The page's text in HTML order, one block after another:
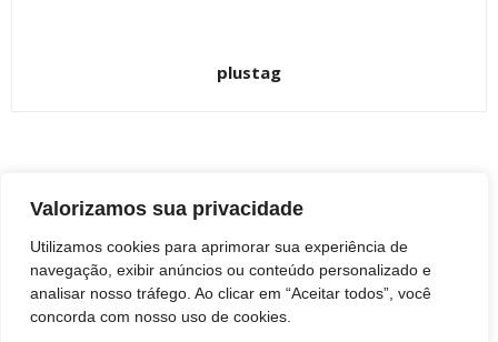
Valorizamos sua privacidade
Utilizamos cookies para aprimorar sua experiência de
navegação, exibir anúncios ou conteúdo personalizado e
analisar nosso tráfego. Ao clicar em “Aceitar todos”, você
concorda com nosso uso de cookies.
plustag
BOTUCATU
Bokermann, de Botucatu, conquista vaga
em um dos maiores festivais de dança
do mundo